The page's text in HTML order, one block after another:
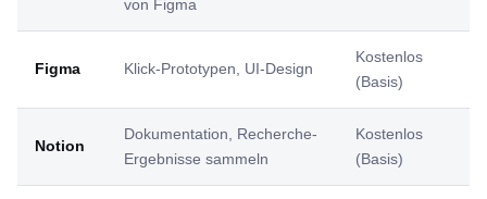
von Figma
Figma Klick-Prototypen, UI-Design
Kostenlos
(Basis)
Notion
Dokumentation, Recherche-
Ergebnisse sammeln
Kostenlos
(Basis)